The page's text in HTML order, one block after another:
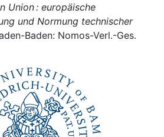
Union : europäische
und Normung technischer
Baden: Nomos-Verl.-Ges.